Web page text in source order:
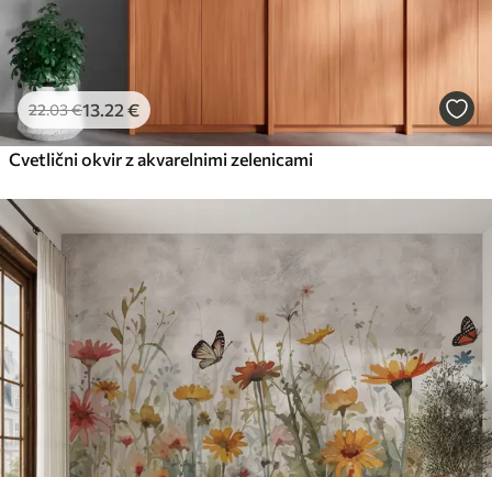
22.03€13.22 €
Cvetlični okvir z akvarelnimi zelenicami